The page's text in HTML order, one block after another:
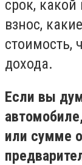
срок,
взнос,
стоимость,
дохода.
Если вы
или сумме